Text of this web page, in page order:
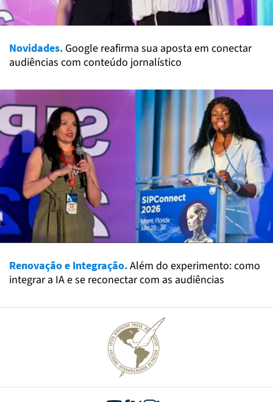
Novidades. Google reafirma sua aposta em conectar
audiências com conteúdo jornalístico
Renovação e Integração.Além do experimento: como
integrar a IA e se reconectar com as audiências